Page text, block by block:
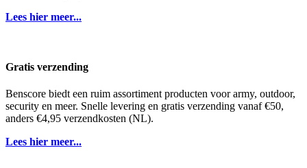
Lees hier meer...
Gratis verzending
Benscore biedt een ruim assortiment producten voor army, outdoor,
security en meer. Snelle levering en gratis verzending vanaf €50,
anders €4,95 verzendkosten (NL).
Lees hier meer...